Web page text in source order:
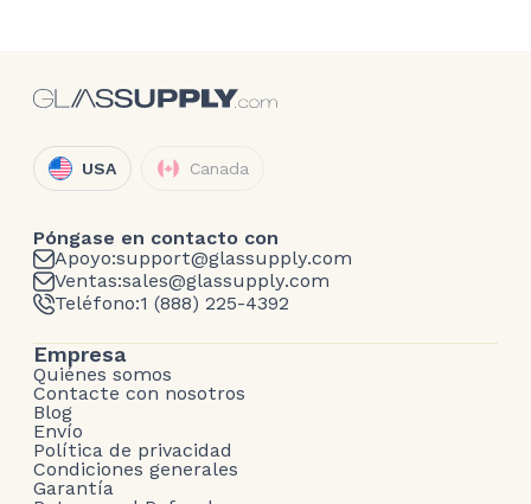
USA Canada
Póngase en contacto con
Apoyo:support@glassupply.com
Ventas:sales@glassupply.com
Teléfono:1 (888) 225-4392
Empresa
Quiénes somos
Contacte con nosotros
Blog
Envío
Política de privacidad
Condiciones generales
Garantía